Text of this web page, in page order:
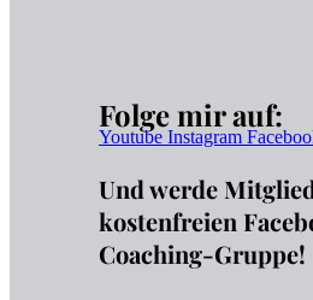
Folge mir auf:
Youtube Instagram
Und werde
kostenfreien
Coaching-Gruppe!